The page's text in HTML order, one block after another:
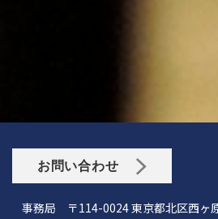
お問い合わせ
事務局 〒114-0024 東京都北区西ヶ